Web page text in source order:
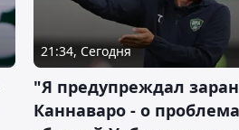
21:34, Сегодня
"Я предупреждал
Каннаваро - о